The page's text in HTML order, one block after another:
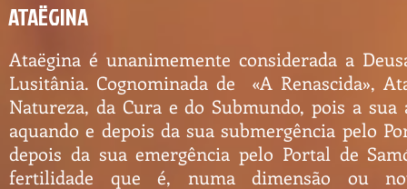
ATAËGINA
Ataëgina é unanimemente considerada a
Lusitânia. Cognominada de «A Renascida»,
Natureza, da Cura e do Submundo, pois a
aquando e depois da sua submergência pelo
depois da sua emergência pelo Portal de
fertilidade que é, numa dimensão ou